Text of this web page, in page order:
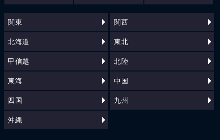
関東 関西
北海道 東北
甲信越 北陸
東海 中国
四国 九州
沖縄